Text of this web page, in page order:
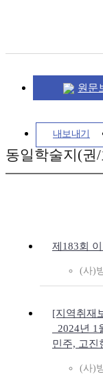
원문
내보내기
동일학술지(권
제183회
(사)
[지역취재
_2024년
민주, 고진
(사)